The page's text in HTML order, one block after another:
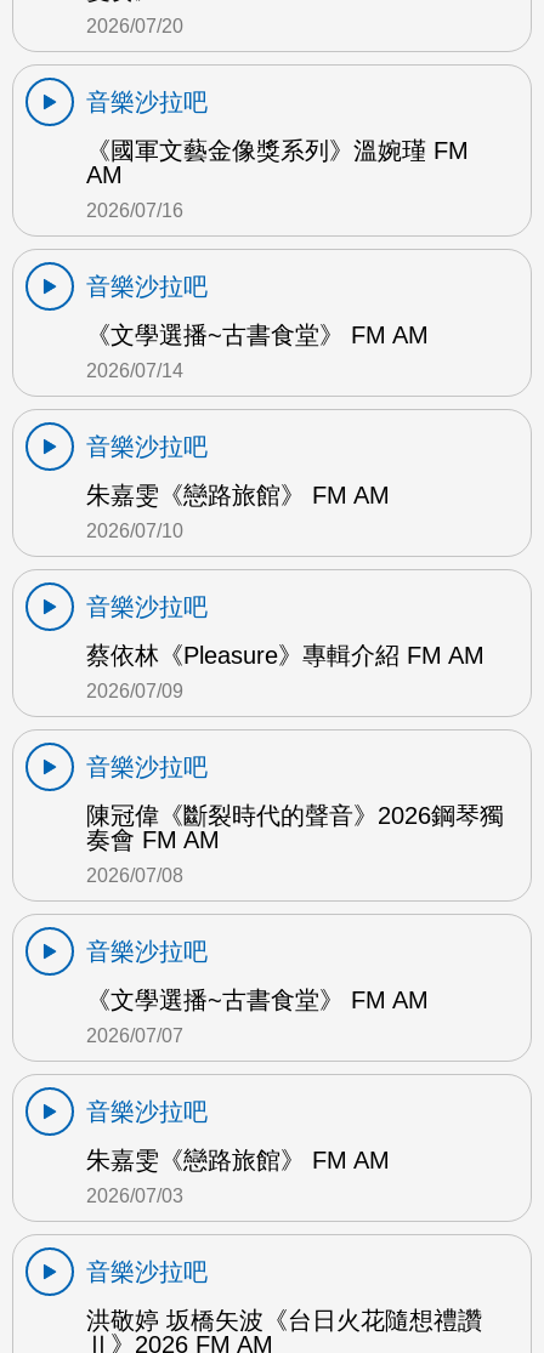
2026/07/20
音樂沙拉吧
《國軍文藝金像獎系列》溫婉瑾 FM
AM
2026/07/16
音樂沙拉吧
《文學選播~古書食堂》 FM AM
2026/07/14
音樂沙拉吧
朱嘉雯《戀路旅館》 FM AM
2026/07/10
音樂沙拉吧
蔡依林《Pleasure》專輯介紹 FM AM
2026/07/09
音樂沙拉吧
陳冠偉《斷裂時代的聲音》2026鋼琴獨
奏會 FM AM
2026/07/08
音樂沙拉吧
《文學選播~古書食堂》 FM AM
2026/07/07
音樂沙拉吧
朱嘉雯《戀路旅館》 FM AM
2026/07/03
音樂沙拉吧
洪敬婷 坂橋矢波《台日火花隨想禮讚
Ⅱ》2026 FM AM